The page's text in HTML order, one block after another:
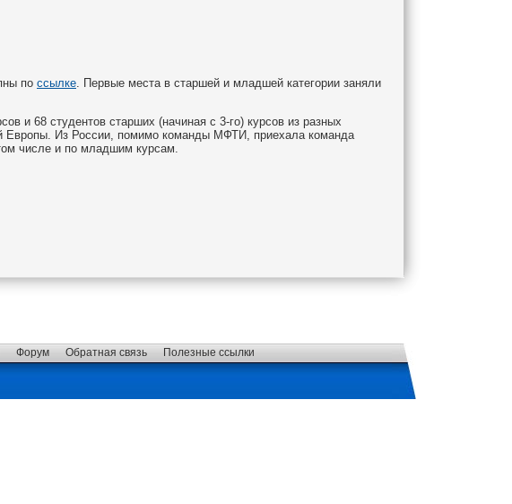
по ссылке. Первые места в старшей и младшей категории заняли
и 68 студентов старших (начиная с 3-го) курсов из разных
Европы. Из России, помимо команды МФТИ, приехала команда
числе и по младшим курсам.
Форум Обратная связь Полезные ссылки